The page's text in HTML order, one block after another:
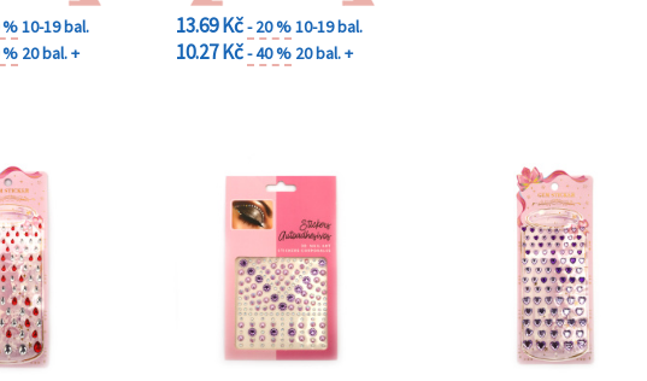
%10-19 bal.
% 20 bal. +
13.69 Kč- 20 %10-19 bal.
10.27 Kč- 40 % 20 bal. +